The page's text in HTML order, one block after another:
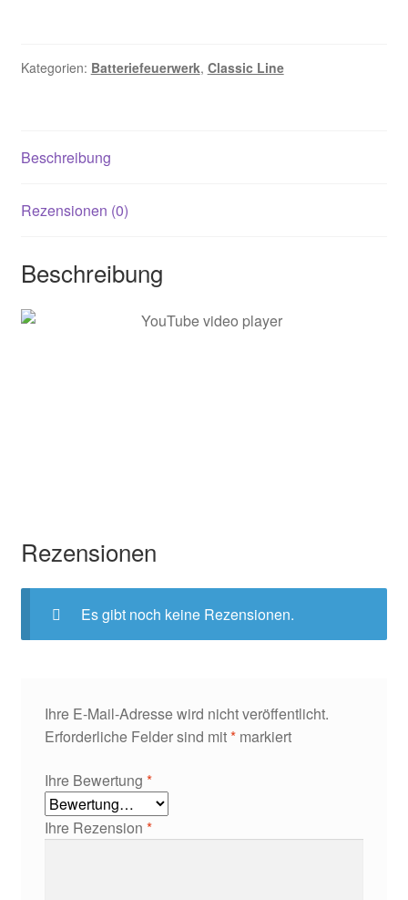
Kategorien: Batteriefeuerwerk, Classic Line
Beschreibung
Rezensionen (0)
Beschreibung
Rezensionen
Es gibt noch keine Rezensionen.
Ihre E-Mail-Adresse wird nicht veröffentlicht.
Erforderliche Felder sind mit*markiert
Ihre Bewertung *
Ihre Rezension *